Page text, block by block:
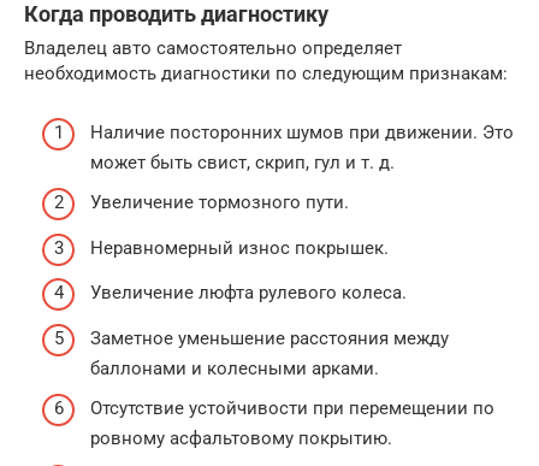
Когда проводить диагностику
Владелец авто самостоятельно определяет
необходимость диагностики по следующим признакам:
Наличие посторонних шумов при движении. Это
может быть свист, скрип, гул и т. д.
Увеличение тормозного пути.
Неравномерный износ покрышек.
Увеличение люфта рулевого колеса.
Заметное уменьшение расстояния между
баллонами и колесными арками.
Отсутствие устойчивости при перемещении по
ровному асфальтовому покрытию.